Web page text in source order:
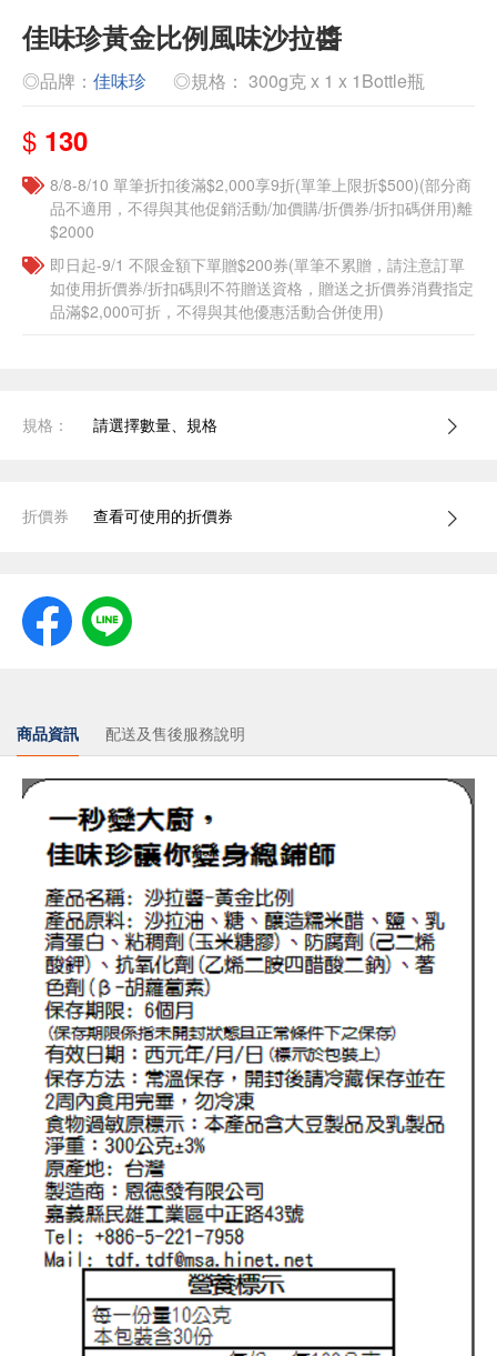
佳味珍黃金比例風味沙拉醬
◎品牌： 佳味珍 ◎規格： 300g克 x 1 x 1Bottle瓶
$ 130
8/8-8/10 單筆折扣後滿$2,000享9折(單筆上限折$500)(部分商
品不適用，不得與其他促銷活動/加價購/折價券/折扣碼併用)離
$2000
即日起-9/1 不限金額下單贈$200券(單筆不累贈，請注意訂單
如使用折價券/折扣碼則不符贈送資格，贈送之折價券消費指定
品滿$2,000可折，不得與其他優惠活動合併使用)
規格： 請選擇數量、規格
折價券 查看可使用的折價券
商品資訊 配送及售後服務說明